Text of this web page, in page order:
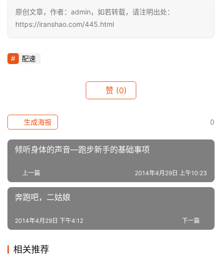
原创文章，作者：admin，如若转载，请注明出处：
https://iranshao.com/445.html
配速
赞 (0)
0
生成海报
倾听身体的声音—跑步新手的基础事项
上一篇 2014年4月29日 上午10:23
奔跑吧，二姑娘
下一篇
2014年4月29日 下午4:12
相关推荐